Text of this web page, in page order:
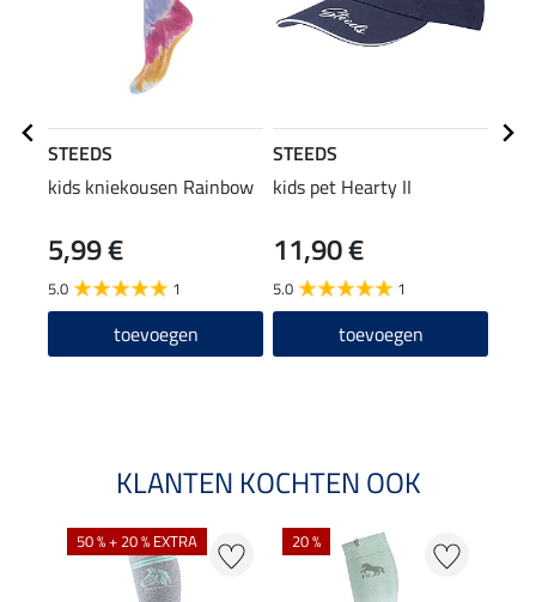
STEEDS
kids kniekousen Rainbow
5,99 €
5.0 1
toevoegen
STEEDS
kids pet Hearty II
11,90 €
5.0 1
toevoegen
KLANTEN KOCHTEN OOK
50 % + 20 % EXTRA 20 %